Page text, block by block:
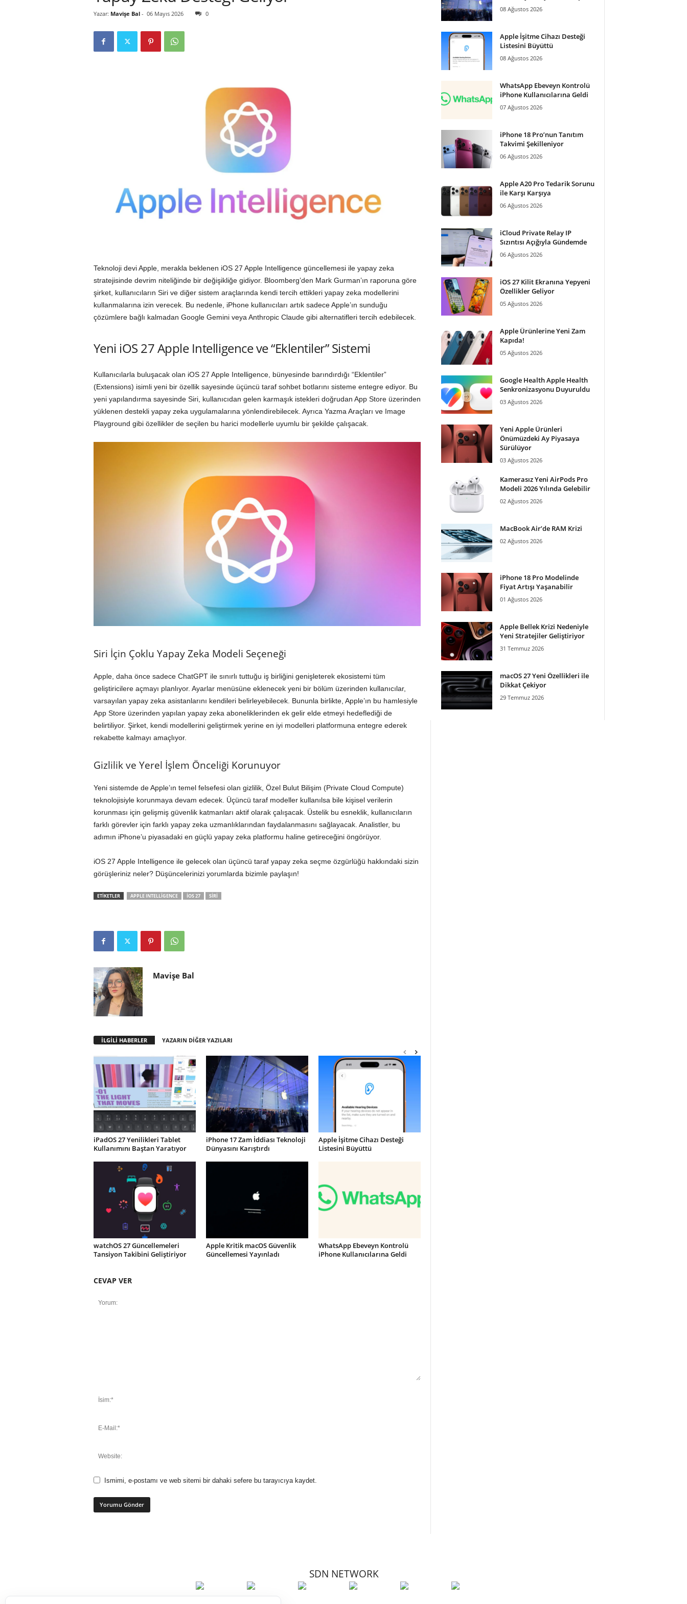
Yazar: Mavişe Bal- 06 Mayıs 2026 0
Teknoloji devi Apple, merakla beklenen iOS 27 Apple Intelligence güncellemesi ile yapay zeka
stratejisinde devrim niteliğinde bir değişikliğe gidiyor. Bloomberg’den Mark Gurman’ın raporuna göre
şirket, kullanıcıların Siri ve diğer sistem araçlarında kendi tercih ettikleri yapay zeka modellerini
kullanmalarına izin verecek. Bu nedenle, iPhone kullanıcıları artık sadece Apple’ın sunduğu
çözümlere bağlı kalmadan Google Gemini veya Anthropic Claude gibi alternatifleri tercih edebilecek.
Yeni iOS 27 Apple Intelligence ve “Eklentiler” Sistemi
Kullanıcılarla buluşacak olan iOS 27 Apple Intelligence, bünyesinde barındırdığı “Eklentiler”
(Extensions) isimli yeni bir özellik sayesinde üçüncü taraf sohbet botlarını sisteme entegre ediyor. Bu
yeni yapılandırma sayesinde Siri, kullanıcıdan gelen karmaşık istekleri doğrudan App Store üzerinden
yüklenen destekli yapay zeka uygulamalarına yönlendirebilecek. Ayrıca Yazma Araçları ve Image
Playground gibi özellikler de seçilen bu harici modellerle uyumlu bir şekilde çalışacak.
Siri İçin Çoklu Yapay Zeka Modeli Seçeneği
Apple, daha önce sadece ChatGPT ile sınırlı tuttuğu iş birliğini genişleterek ekosistemi tüm
geliştiricilere açmayı planlıyor. Ayarlar menüsüne eklenecek yeni bir bölüm üzerinden kullanıcılar,
varsayılan yapay zeka asistanlarını kendileri belirleyebilecek. Bununla birlikte, Apple’ın bu hamlesiyle
App Store üzerinden yapılan yapay zeka aboneliklerinden ek gelir elde etmeyi hedeflediği de
belirtiliyor. Şirket, kendi modellerini geliştirmek yerine en iyi modelleri platformuna entegre ederek
rekabette kalmayı amaçlıyor.
Gizlilik ve Yerel İşlem Önceliği Korunuyor
Yeni sistemde de Apple’ın temel felsefesi olan gizlilik, Özel Bulut Bilişim (Private Cloud Compute)
teknolojisiyle korunmaya devam edecek. Üçüncü taraf modeller kullanılsa bile kişisel verilerin
korunması için gelişmiş güvenlik katmanları aktif olarak çalışacak. Üstelik bu esneklik, kullanıcıların
farklı görevler için farklı yapay zeka uzmanlıklarından faydalanmasını sağlayacak. Analistler, bu
adımın iPhone’u piyasadaki en güçlü yapay zeka platformu haline getireceğini öngörüyor.
iOS 27 Apple Intelligence ile gelecek olan üçüncü taraf yapay zeka seçme özgürlüğü hakkındaki sizin
görüşleriniz neler? Düşüncelerinizi yorumlarda bizimle paylaşın!
ETİKETLER APPLE INTELLIGENCE IOS 27 SIRI
Mavişe Bal
İLGİLİ HABERLER YAZARIN DİĞER YAZILARI
iPadOS 27 Yenilikleri Tablet
Kullanımını Baştan Yaratıyor
iPhone 17 Zam İddiası Teknoloji
Dünyasını Karıştırdı
Apple İşitme Cihazı Desteği
Listesini Büyüttü
watchOS 27 Güncellemeleri
Tansiyon Takibini Geliştiriyor
Apple Kritik macOS Güvenlik
Güncellemesi Yayınladı
WhatsApp Ebeveyn Kontrolü
iPhone Kullanıcılarına Geldi
CEVAP VER
Ismimi, e-postamı ve web sitemi bir dahaki sefere bu tarayıcıya kaydet.
08 Ağustos 2026
Apple İşitme Cihazı Desteği
Listesini Büyüttü
08 Ağustos 2026
WhatsApp Ebeveyn Kontrolü
iPhone Kullanıcılarına Geldi
07 Ağustos 2026
iPhone 18 Pro’nun Tanıtım
Takvimi Şekilleniyor
06 Ağustos 2026
Apple A20 Pro Tedarik Sorunu
ile Karşı Karşıya
06 Ağustos 2026
iCloud Private Relay IP
Sızıntısı Açığıyla Gündemde
06 Ağustos 2026
iOS 27 Kilit Ekranına Yepyeni
Özellikler Geliyor
05 Ağustos 2026
Apple Ürünlerine Yeni Zam
Kapıda!
05 Ağustos 2026
Google Health Apple Health
Senkronizasyonu Duyuruldu
03 Ağustos 2026
Yeni Apple Ürünleri
Önümüzdeki Ay Piyasaya
Sürülüyor
03 Ağustos 2026
Kamerasız Yeni AirPods Pro
Modeli 2026 Yılında Gelebilir
02 Ağustos 2026
MacBook Air’de RAM Krizi
02 Ağustos 2026
iPhone 18 Pro Modelinde
Fiyat Artışı Yaşanabilir
01 Ağustos 2026
Apple Bellek Krizi Nedeniyle
Yeni Stratejiler Geliştiriyor
31 Temmuz 2026
macOS 27 Yeni Özellikleri ile
Dikkat Çekiyor
29 Temmuz 2026
SDN NETWORK